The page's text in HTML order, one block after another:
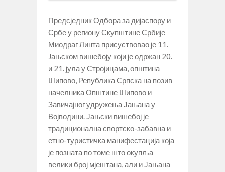
Предсједник Одбора за дијаспору и
Србе у региону Скупштине Србије
Миодраг Линта присуствовао је 11.
Jањском вишебоју који је одржан 20.
и 21. јула у Стројицама, општина
Шипово, Република Српска на позив
начелника Општине Шипово и
Завичајног удружења Јањана у
Војводини. Јањски вишебој је
традиционална спортско-забавна и
етно-туристичка манифестација која
је позната по томе што окупља
велики број мјештана, али и Јањана